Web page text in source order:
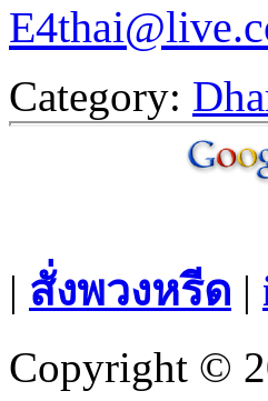
Category:
| สั่งพวงหรีด |
Copyright ©